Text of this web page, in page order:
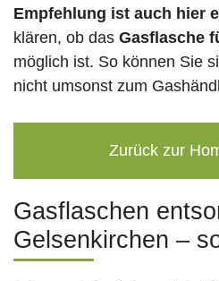
Empfehlung ist auch hier
klären, ob das Gasflasche
möglich ist. So können Sie
nicht umsonst zum
Zurück zur
Gasflaschen
Gelsenkirchen –